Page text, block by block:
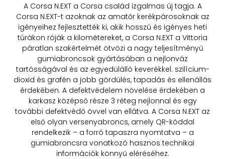
A Corsa N.EXT a Corsa család izgalmas új tagja. A
Corsa N.EXT-t azoknak az amatőr kerékpárosoknak az
igényeihez fejlesztették ki, akik hosszú és igényes heti
túrákon róják a kilométereket, a Corsa N.EXT a Vittoria
páratlan szakértelmét ötvözi a nagy teljesítményű
gumiabroncsok gyártásában a nejlonváz
tartósságával és az egyedülálló keverékkel. szilícium-
dioxid és grafén a jobb gördülés, tapadás és ellenállás
érdekében. A defektvédelem növelése érdekében a
karkasz középső része 3 réteg nejlonnal és egy
további defektvédő övvel van ellátva. A Corsa N.EXT az
első olyan versenyabroncs, amely QR-kóddal
rendelkezik – a forró tapaszra nyomtatva – a
gumiabroncsra vonatkozó hasznos technikai
információk könnyű eléréséhez.